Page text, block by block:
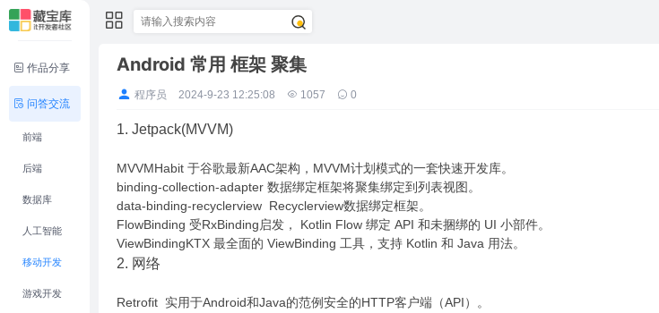
作品分享
问答交流
前端
后端
数据库
人工智能
移动开发
游戏开发
Android 常用 框架 聚集
程序员 2024-9-23 12:25:08 1057 0
1. Jetpack(MVVM)
MVVMHabit 于谷歌最新AAC架构，MVVM计划模式的一套快速开发库。
binding-collection-adapter 数据绑定框架将聚集绑定到列表视图。
data-binding-recyclerview Recyclerview数据绑定框架。
FlowBinding 受RxBinding启发， Kotlin Flow 绑定 API 和未捆绑的 UI 小部件。
ViewBindingKTX 最全面的 ViewBinding 工具，支持 Kotlin 和 Java 用法。
2. 网络
Retrofit 实用于Android和Java的范例安全的HTTP客户端（API）。